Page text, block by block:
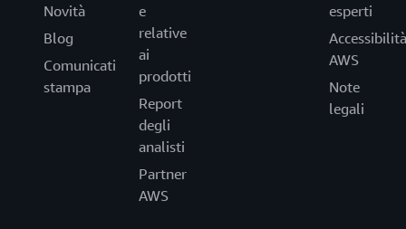
Novità
Blog
Comunicati
stampa
e
relative
ai
prodotti
Report
degli
analisti
Partner
AWS
esperti
Accessibilità
AWS
Note
legali